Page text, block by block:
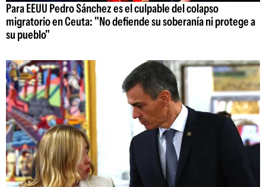
Para EEUU Pedro Sánchez es el culpable del colapso
migratorio en Ceuta: "No defiende su soberanía ni protege a
su pueblo"